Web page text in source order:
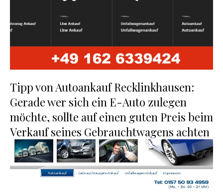
Tipp von Autoankauf Recklinkhausen:
Gerade wer sich ein E-Auto zulegen
möchte, sollte auf einen guten Preis beim
Verkauf seines Gebrauchtwagens achten